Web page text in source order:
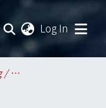
Log In
College of Engineering / 工學院